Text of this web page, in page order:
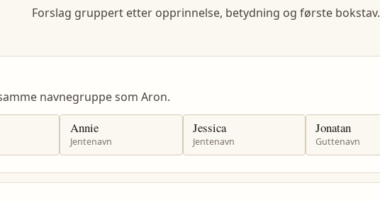
Forslag gruppert etter opprinnelse, betydning og første bokstav.
navnegruppe som Aron.
Annie
Jentenavn
Jessica
Jentenavn
Jonatan
Guttenavn